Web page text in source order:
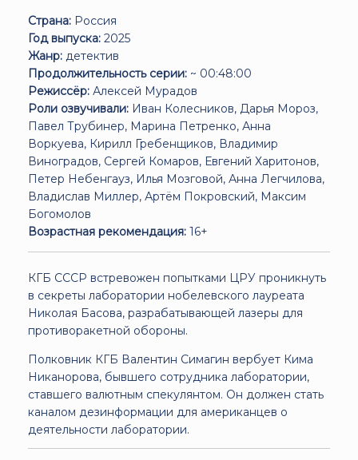
Страна: Россия
Год выпуска: 2025
Жанр: детектив
Продолжительность серии: ~ 00:48:00
Режиссёр: Алексей Мурадов
Роли озвучивали: Иван Колесников, Дарья Мороз,
Павел Трубинер, Марина Петренко, Анна
Воркуева, Кирилл Гребенщиков, Владимир
Виноградов, Сергей Комаров, Евгений Харитонов,
Петер Небенгауз, Илья Мозговой, Анна Легчилова,
Владислав Миллер, Артём Покровский, Максим
Богомолов
Возрастная рекомендация: 16+
КГБ СССР встревожен попытками ЦРУ проникнуть
в секреты лаборатории нобелевского лауреата
Николая Басова, разрабатывающей лазеры для
противоракетной обороны.
Полковник КГБ Валентин Симагин вербует Кима
Никанорова, бывшего сотрудника лаборатории,
ставшего валютным спекулянтом. Он должен стать
каналом дезинформации для американцев о
деятельности лаборатории.